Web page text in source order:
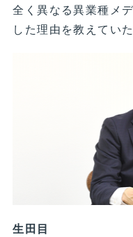
全く異なる異業種メ
した理由を教えてい
生田目